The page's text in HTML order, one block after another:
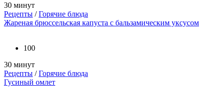
30 минут
Рецепты /Горячие блюда
Жареная брюссельская капуста с бальзамическим уксусом
100
30 минут
Рецепты /Горячие блюда
Гусиный омлет